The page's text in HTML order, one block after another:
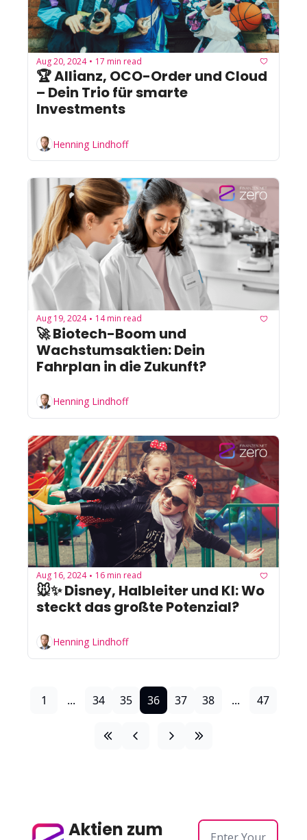
Aug 20, 2024 • 17 min read
🏆 Allianz, OCO-Order und Cloud
– Dein Trio für smarte
Investments
Henning Lindhoff
Aug 19, 2024 • 14 min read
🚀 Biotech-Boom und
Wachstumsaktien: Dein
Fahrplan in die Zukunft?
Henning Lindhoff
Aug 16, 2024 • 16 min read
🐭✨ Disney, Halbleiter und KI: Wo
steckt das großte Potenzial?
Henning Lindhoff
1 ... 34 35 36 37 38 ... 47
Aktien zum